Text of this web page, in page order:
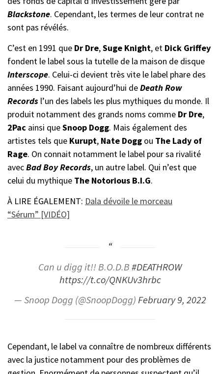
Blackstone. Cependant, les termes de leur contrat ne
sont pas révélés.
C’est en 1991 que Dr Dre,Suge Knight, et Dick Griffey
fondent le label sous la tutelle de la maison de disque
Interscope. Celui-ci devient très vite le label phare des
années 1990. Faisant aujourd’hui deDeath Row
Records l’un des labels les plus mythiques du monde. Il
produit notamment des grands noms comme Dr Dre,
2Pac ainsi queSnoop Dogg. Mais également des
artistes tels que Kurupt, Nate Dogg ou The Lady of
Rage. On connait notamment le label pour sa rivalité
avecBad Boy Records, un autre label. Qui n’est que
celui du mythique The Notorious B.I.G.
À LIRE ÉGALEMENT: Dala dévoile le morceau
“Sérum” [VIDÉO]
Can u digg it!! B.O.D.B#DEATHROW
https://t.co/QNKUv3hrbc
— Snoop Dogg (@SnoopDogg)February 9, 2022
Cependant, le label va connaître de nombreux différents
avec la justice notamment pour des problèmes de